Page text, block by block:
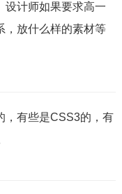
设计师如果要求高一
，放什么样的素材等
，有些是CSS3的，有